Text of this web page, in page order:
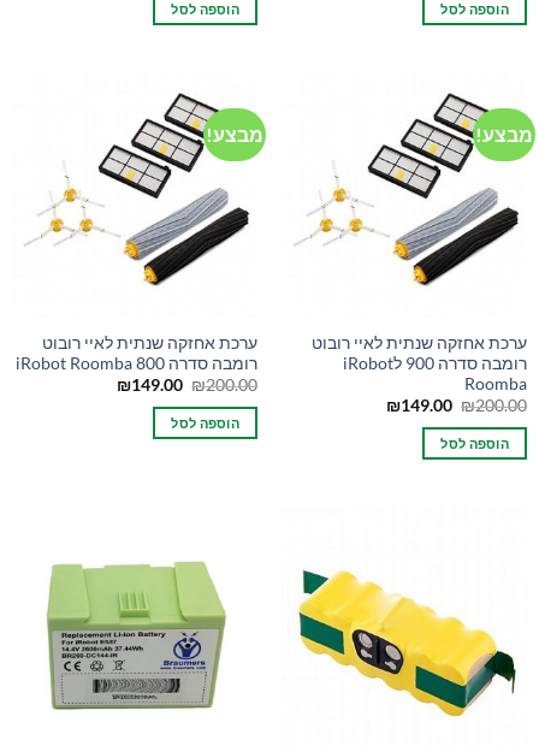
הוספה לסל הוספה לסל
מבצע!
ערכת אחזקה שנתית לאיי רובוט
רומבה סדרה 900 לiRobot
Roomba
₪200.00
המחיר
היה:
₪200.00.
₪149.00
המחיר
הוספה לסל
מבצע!
ערכת אחזקה שנתית לאיי רובוט
רומבה סדרה 800 iRobot Roomba
₪200.00
המחיר
היה:
₪200.00.
₪149.00
המחיר
הוספה לסל